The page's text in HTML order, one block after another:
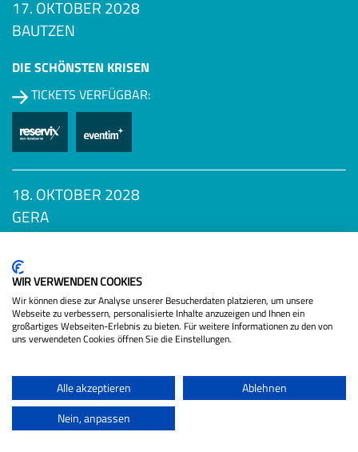
17. OKTOBER 2028
BAUTZEN
DIE SCHÖNSTEN KRISEN
TICKETS VERFÜGBAR:
18. OKTOBER 2028
GERA
TICKETS VERFÜGBAR:
Als Gast:
WIR VERWENDEN COOKIES
Wir können diese zur Analyse unserer Besucherdaten platzieren, um unsere
Webseite zu verbessern, personalisierte Inhalte anzuzeigen und Ihnen ein
großartiges Webseiten-Erlebnis zu bieten. Für weitere Informationen zu den von
uns verwendeten Cookies öffnen Sie die Einstellungen.
Alle akzeptieren
Ablehnen
Nein, anpassen